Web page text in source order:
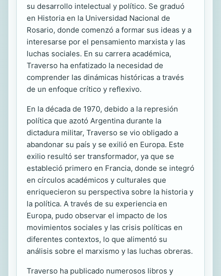
su desarrollo intelectual y político. Se graduó
en Historia en la Universidad Nacional de
Rosario, donde comenzó a formar sus ideas y a
interesarse por el pensamiento marxista y las
luchas sociales. En su carrera académica,
Traverso ha enfatizado la necesidad de
comprender las dinámicas históricas a través
de un enfoque crítico y reflexivo.
En la década de 1970, debido a la represión
política que azotó Argentina durante la
dictadura militar, Traverso se vio obligado a
abandonar su país y se exilió en Europa. Este
exilio resultó ser transformador, ya que se
estableció primero en Francia, donde se integró
en círculos académicos y culturales que
enriquecieron su perspectiva sobre la historia y
la política. A través de su experiencia en
Europa, pudo observar el impacto de los
movimientos sociales y las crisis políticas en
diferentes contextos, lo que alimentó su
análisis sobre el marxismo y las luchas obreras.
Traverso ha publicado numerosos libros y